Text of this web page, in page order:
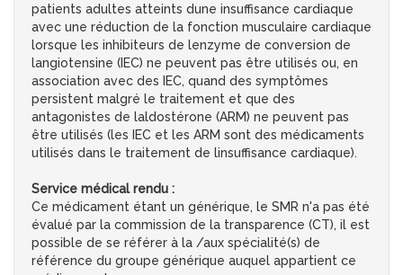
patients adultes atteints dune insuffisance cardiaque
avec une réduction de la fonction musculaire cardiaque
lorsque les inhibiteurs de lenzyme de conversion de
langiotensine (IEC) ne peuvent pas être utilisés ou, en
association avec des IEC, quand des symptômes
persistent malgré le traitement et que des
antagonistes de laldostérone (ARM) ne peuvent pas
être utilisés (les IEC et les ARM sont des médicaments
utilisés dans le traitement de linsuffisance cardiaque).
Service médical rendu :
Ce médicament étant un générique, le SMR n'a pas été
évalué par la commission de la transparence (CT), il est
possible de se référer à la /aux spécialité(s) de
référence du groupe générique auquel appartient ce